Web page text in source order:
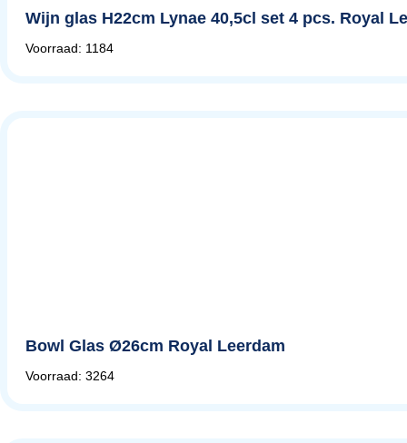
Wijn glas H22cm Lynae 40,5cl set 4 pcs. Royal
Voorraad: 1184
Bowl Glas Ø26cm Royal Leerdam
Voorraad: 3264